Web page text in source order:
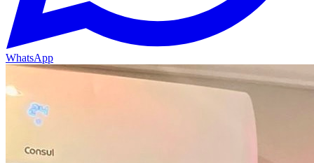
WhatsApp